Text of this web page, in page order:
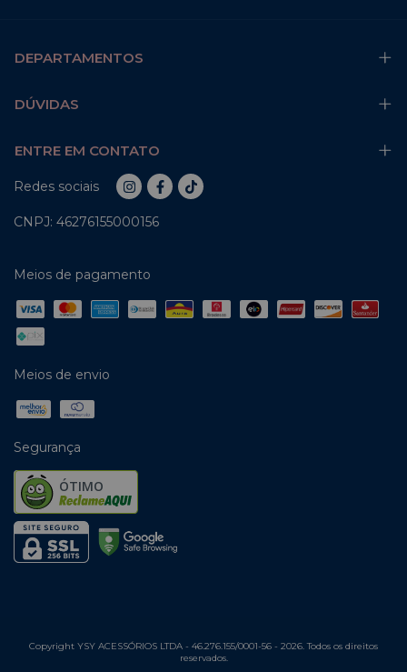
DEPARTAMENTOS
DÚVIDAS
ENTRE EM CONTATO
Redes sociais
CNPJ: 46276155000156
Meios de pagamento
Meios de envio
Segurança
ÓTIMO
Copyright YSY ACESSÓRIOS LTDA - 46.276.155/0001-56 - 2026. Todos os direitos
reservados.